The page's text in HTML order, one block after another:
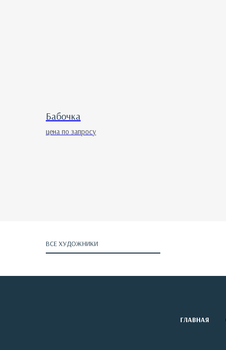
Бабочка
цена по запросу
ВСЕ ХУДОЖНИКИ
ГЛАВНАЯ